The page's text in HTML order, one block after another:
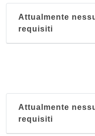
Attualmente
requisiti
Attualmente
requisiti